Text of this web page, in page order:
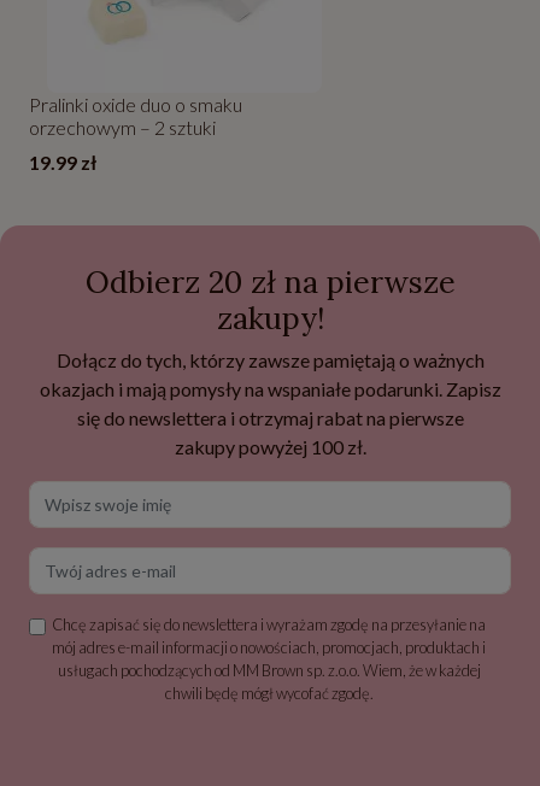
Pralinki oxide duo o smaku
orzechowym – 2 sztuki
19.99 zł
Odbierz 20 zł na pierwsze
zakupy!
Dołącz do tych, którzy zawsze pamiętają o ważnych
okazjach i mają pomysły na wspaniałe podarunki. Zapisz
się do newslettera i otrzymaj rabat na pierwsze
zakupy powyżej 100 zł.
Chcę zapisać się do newslettera i wyrażam zgodę na przesyłanie na
mój adres e-mail informacji o nowościach, promocjach, produktach i
usługach pochodzących od MM Brown sp. z.o.o. Wiem, że w każdej
chwili będę mógł wycofać zgodę.